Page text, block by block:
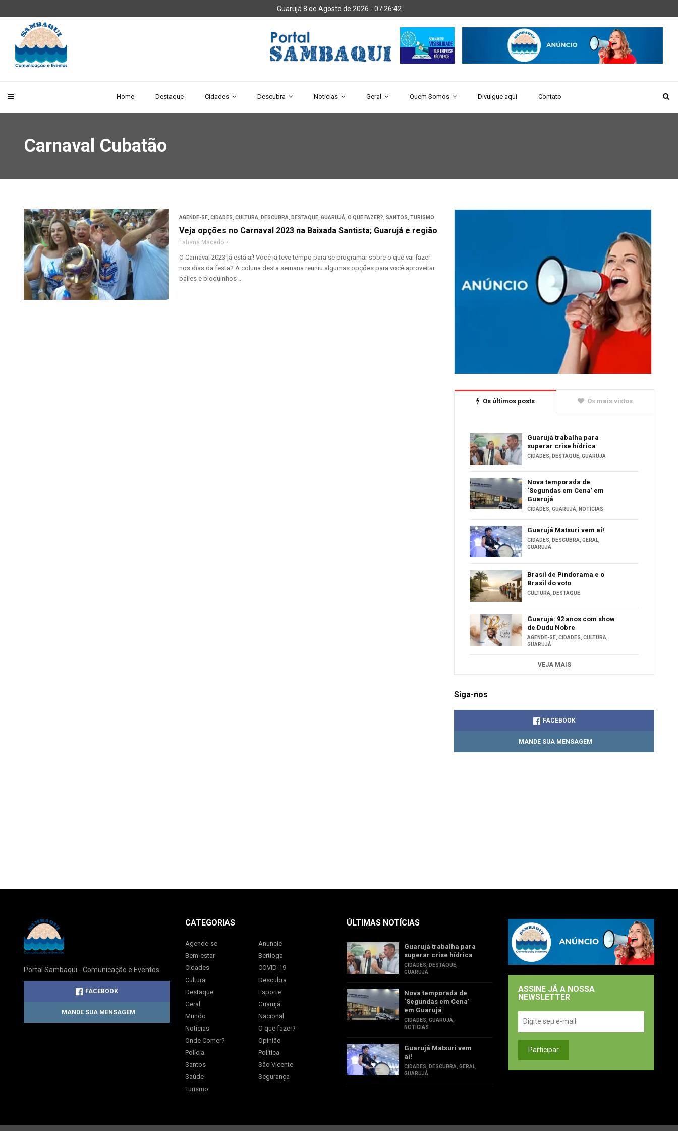
Guarujá 8 de Agosto de 2026 - 07:26:42
Home Destaque Cidades Descubra Notícias Geral Quem Somos Divulgue aqui Contato
Carnaval Cubatão
AGENDE-SE CIDADES CULTURA DESCUBRA DESTAQUE GUARUJÁ O QUE FAZER? SANTOS TURISMO
Veja opções no Carnaval 2023 na Baixada Santista; Guarujá e região
Tatiana Macedo
O Carnaval 2023 já está aí! Você já teve tempo para se programar sobre o que vai fazer
nos dias da festa? A coluna desta semana reuniu algumas opções para você aproveitar
bailes e bloquinhos ...
Os últimos posts Os mais vistos
Guarujá trabalha para
superar crise hídrica
CIDADES, DESTAQUE,GUARUJÁ
Nova temporada de
‘Segundas em Cena’ em
Guarujá
CIDADES,GUARUJÁ, NOTÍCIAS
Guarujá Matsuri vem aí!
CIDADES, DESCUBRA,GERAL,
GUARUJÁ
Brasil de Pindorama e o
Brasil do voto
CULTURA, DESTAQUE
Guarujá: 92 anos com show
de Dudu Nobre
AGENDE-SE,CIDADES,CULTURA,
GUARUJÁ
VEJA MAIS
Siga-nos
FACEBOOK
MANDE SUA MENSAGEM
Portal Sambaqui - Comunicação e Eventos
FACEBOOK
MANDE SUA MENSAGEM
CATEGORIAS
Agende-se
Anuncie
Bem-estar
Bertioga
Cidades
COVID-19
Cultura
Descubra
Destaque
Esporte
Geral
Guarujá
Mundo
Nacional
Notícias
O que fazer?
Onde Comer?
Opinião
Polícia
Política
Santos
São Vicente
Saúde
Segurança
Turismo
ÚLTIMAS NOTÍCIAS
Guarujá trabalha para
superar crise hídrica
CIDADES, DESTAQUE,
GUARUJÁ
Nova temporada de
‘Segundas em Cena’
em Guarujá
CIDADES, GUARUJÁ,
NOTÍCIAS
Guarujá Matsuri vem
aí!
CIDADES, DESCUBRA, GERAL,
GUARUJÁ
ASSINE JÁ A NOSSA
NEWSLETTER